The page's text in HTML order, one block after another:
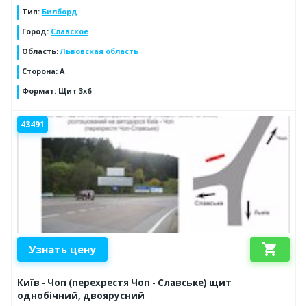
Тип: Билборд
Город: Славское
Область:Львовская область
Сторона: A
Формат: Щит 3x6
43491
Узнать цену shopping_cart
Київ - Чоп (перехрестя Чоп - Славське) щит
однобічний, двоярусний